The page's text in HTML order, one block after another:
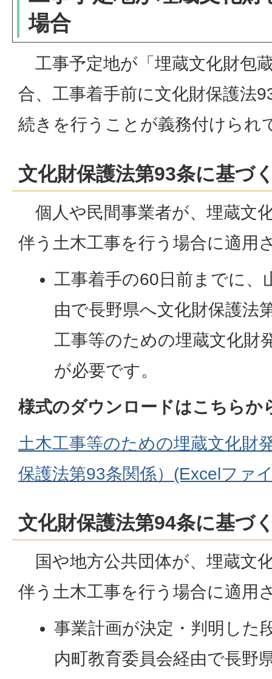
場合
工事予定地が「埋蔵文化財包
合、工事着手前に文化財保護法
続きを行うことが義務付けられ
文化財保護法第93条に基づ
個人や民間事業者が、埋蔵文
伴う土木工事を行う場合に適用
工事着手の60日前までに、
由で長野県へ文化財保護法
工事等のための埋蔵文化財
が必要です。
様式のダウンロードはこちらか
土木工事等のための埋蔵文化財
保護法第93条関係）(Excelファ
文化財保護法第94条に基づ
国や地方公共団体が、埋蔵文
伴う土木工事を行う場合に適用
事業計画が決定・判明した
内町教育委員会経由で長野